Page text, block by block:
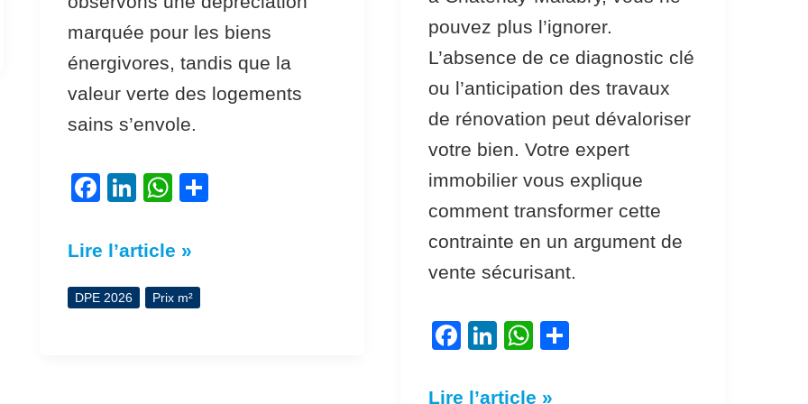
marquée pour les biens
énergivores, tandis que la
valeur verte des logements
sains s’envole.
F
c
b
Li
k
dI
W
at
A
Lire l’article »
DPE 2026 Prix m²
pouvez plus l’ignorer.
L’absence de ce diagnostic clé
ou l’anticipation des travaux
de rénovation peut dévaloriser
votre bien. Votre expert
immobilier vous explique
comment transformer cette
contrainte en un argument de
vente sécurisant.
F
c
Li
k
W
at
Lire l’article »